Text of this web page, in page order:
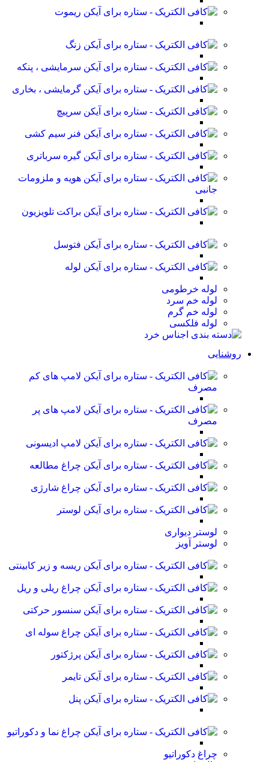
ریموت
زنگ
سرمایشی ، پنکه
گرمایشی ، بخاری
سرپیچ
فنر سیم کشی
گیره سرباتری
هویه و ملزومات
جانبی
براکت تلویزیون
فتوسل
لوله
لوله خرطومی
لوله خم سرد
لوله خم گرم
لوله فلکسی
روشنایی
لامپ های کم
مصرف
لامپ های پر
مصرف
لامپ ادیسونی
چراغ مطالعه
چراغ شارژی
لوستر
لوستر دیواری
لوستر آویز
ریسه و زیر کابینتی
چراغ ریلی و ریل
سنسور حرکتی
چراغ سوله ای
پرژکتور
تایمر
پنل
چراغ نما و دکوراتیو
چراغ دکوراتیو